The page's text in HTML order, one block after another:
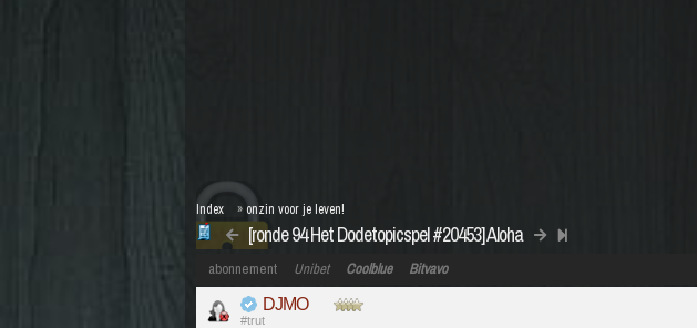
[ronde 94 Het Dodetopicspel #20453] Aloha
Index » onzin voor je leven!
abonnement Unibet Coolblue Bitvavo
DJMO
#trut